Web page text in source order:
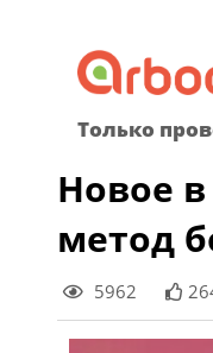
content
Только
Новое
метод
5962